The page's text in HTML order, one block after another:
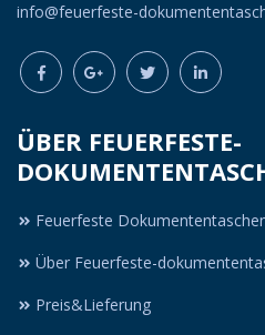
info@feuerfeste-
ÜBER FEUERFESTE-
Feuerfeste
Über Feuerfeste-
Preis&Lieferung